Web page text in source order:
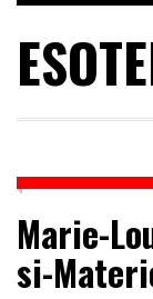
Marie-
si-